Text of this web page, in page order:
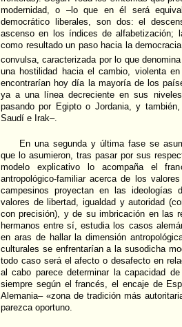
modernidad, o –lo que en él será
democrático liberales, son dos: el
ascenso en los índices de alfabetización;
como resultado un paso hacia la
convulsa, caracterizada por lo que
una hostilidad hacia el cambio, violenta
encontrarían hoy día la mayoría de los
ya a una línea decreciente en sus
pasando por Egipto o Jordania, y
Saudí e Irak–.
En una segunda y última fase se
que lo asumieron, tras pasar por sus
modelo explicativo lo acompaña el
antropológico-familiar acerca de los
campesinos proyectan en las
valores de libertad, igualdad y autoridad
con precisión), y de su imbricación en las
hermanos entre sí, estudia los casos
en aras de hallar la dimensión
culturales se enfrentarían a la susodicha
todo caso será el afecto o desafecto en
al cabo parece determinar la capacidad
siempre según el francés, el encaje de
Alemania– «zona de tradición más
parezca oportuno.